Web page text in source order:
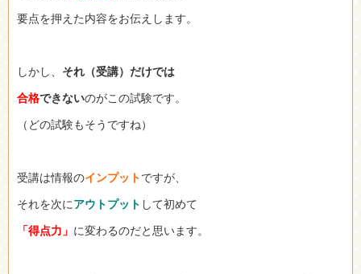
要点を押えた内容をお伝えします。
しかし、 それ（受講）だけでは
合格できないのがこの試験です。
（どの試験もそうですね）
受講は情報のインプットですが、
それを次にアウトプット して初めて
「得点力」 に変わるのだと思います。